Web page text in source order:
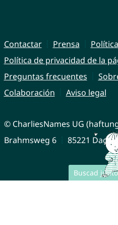
Buscad
Contactar Prensa
Política de privacidad de la
Preguntas frecuentes
Colaboración
Aviso legal
© CharliesNames UG
Brahmsweg 6
85221